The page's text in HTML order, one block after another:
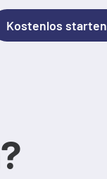
Kostenlos starten